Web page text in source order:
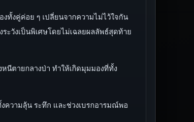
ทั้งคู่ค่อย ๆ เปลี่ยนจากความไม่ไว้ใจกัน
ะวังเป็นพิเศษโดยไม่เฉลยผลลัพธ์สุดท้าย
นีตายกลางป่า ทำให้เกิดมุมมองที่ทั้ง
ความลุ้น ระทึก และช่วงเบรกอารมณ์พอ